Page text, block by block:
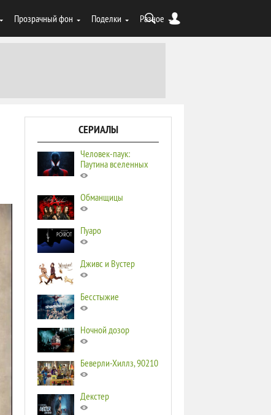
Прозрачный фон Поделки Разное
СЕРИАЛЫ
Человек-паук:
Паутина вселенных
Обманщицы
Пуаро
Дживс и Вустер
Бесстыжие
Ночной дозор
Беверли-Хиллз, 90210
Декстер